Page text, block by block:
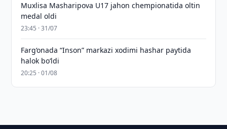
Muxlisa Masharipova U17 jahon chempionatida oltin
medal oldi
23:45 · 31/07
Farg‘onada “Inson” markazi xodimi hashar paytida
halok bo‘ldi
20:25 · 01/08